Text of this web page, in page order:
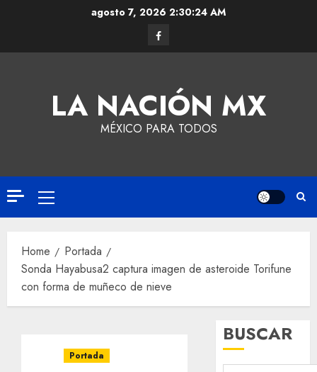
agosto 7, 2026 2:30:24 AM
LA NACIÓN MX
MÉXICO PARA TODOS
Home
Portada
Sonda Hayabusa2 captura imagen de asteroide Torifune
con forma de muñeco de nieve
Portada
BUSCAR